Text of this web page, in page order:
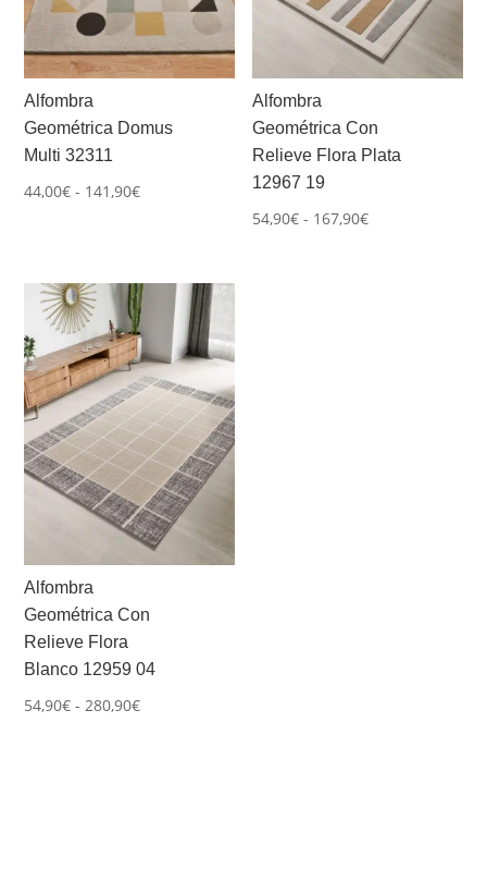
Alfombra
Geométrica Domus
Multi 32311
44,00€ - 141,90€Rango
44,00€
hasta
141,90€
Alfombra
Geométrica Con
Relieve Flora Plata
12967 19
54,90€ - 167,90€Rango
Alfombra
Geométrica Con
Relieve Flora
Blanco 12959 04
54,90€ - 280,90€Rango